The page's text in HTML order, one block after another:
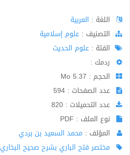
اللغة : العربية
اﻟﺘﺼﻨﻴﻒ : علوم إسلامية
الفئة : علوم الحديث
ردمك :
الحجم : 5.37 Mo
عدد الصفحات : 594
عدد التحميلات : 820
نوع الملف : PDF
المؤلف : محمد السعيد بن بردي
مختصر فتح الباري بشرح صحيح البخاري